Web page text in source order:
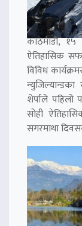
काठमाडौं,
ऐतिहासिक
विविध
शेर्पाले
सोही
सगरमाथा